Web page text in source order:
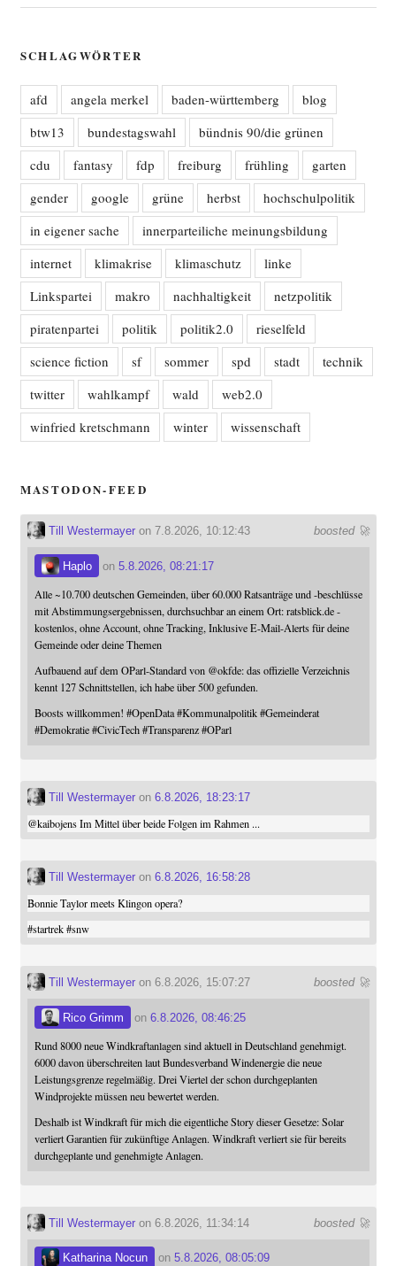
SCHLAGWÖRTER
afd angela merkel baden-württemberg
blog
btw13
bundestagswahl
bündnis 90/die grünen
cdu
fantasy fdp freiburg frühling
garten
gender
google grüne herbst
hochschulpolitik
in eigener sache
innerparteiliche meinungsbildung
internet
klimakrise klimaschutz
linke
Linkspartei
makro nachhaltigkeit
netzpolitik
piratenpartei
politik politik2.0
rieselfeld
science fiction
sf sommer spd stadt
technik
twitter
wahlkampf wald
web2.0
winfried kretschmann
winter wissenschaft
MASTODON-FEED
boosted 🚀
Till Westermayeron 7.8.2026, 10:12:43
Haplo on 5.8.2026, 08:21:17
Alle ~10.700 deutschen Gemeinden, über 60.000 Ratsanträge und -beschlüsse
mit Abstimmungsergebnissen, durchsuchbar an einem Ort: ratsblick.de -
kostenlos, ohne Account, ohne Tracking, Inklusive E-Mail-Alerts für deine
Gemeinde oder deine Themen
Aufbauend auf dem OParl-Standard von @okfde: das offizielle Verzeichnis
kennt 127 Schnittstellen, ich habe über 500 gefunden.
Boosts willkommen! #OpenData #Kommunalpolitik #Gemeinderat
#Demokratie #CivicTech #Transparenz #OParl
Till Westermayeron 6.8.2026, 18:23:17
@kaibojensIm Mittel über beide Folgen im Rahmen ...
Till Westermayeron 6.8.2026, 16:58:28
Bonnie Taylor meets Klingon opera?
#startrek #snw
boosted 🚀
Till Westermayeron 6.8.2026, 15:07:27
Rico Grimm on 6.8.2026, 08:46:25
Rund 8000 neue Windkraftanlagen sind aktuell in Deutschland genehmigt.
6000 davon überschreiten laut Bundesverband Windenergie die neue
Leistungsgrenze regelmäßig. Drei Viertel der schon durchgeplanten
Windprojekte müssen neu bewertet werden.
Deshalb ist Windkraft für mich die eigentliche Story dieser Gesetze: Solar
verliert Garantien für zukünftige Anlagen. Windkraft verliert sie für bereits
durchgeplante und genehmigte Anlagen.
boosted 🚀
Till Westermayeron 6.8.2026, 11:34:14
Katharina Nocun on 5.8.2026, 08:05:09